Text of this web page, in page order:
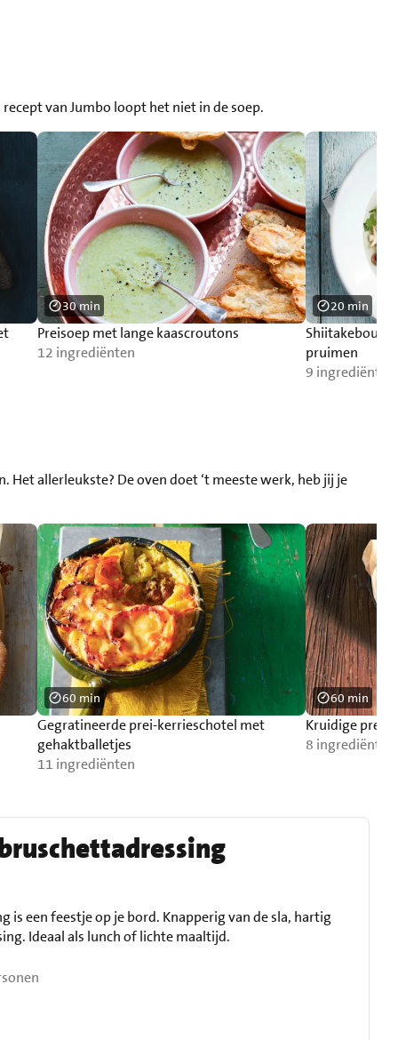
van Jumbo loopt het niet in de soep.
Preisoep met lange kaascroutons
12 ingrediënten
30 min
pruimen
9 ingrediënten
20 min
Het allerleukste? De oven doet ‘t meeste werk, heb jij je
Gegratineerde prei-kerrieschotel met
gehaktballetjes
11 ingrediënten
60 min
Kruidige
8 ingrediënten
60 min
is een feestje op je bord. Knapperig van de sla, hartig
Ideaal als lunch of lichte maaltijd.